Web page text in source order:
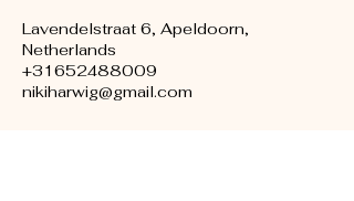
Lavendelstraat 6, Apeldoorn,
Netherlands
+31652488009
nikiharwig@gmail.com